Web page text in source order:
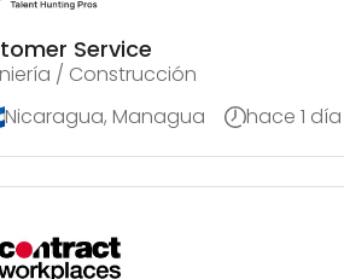
Service
/ Construcción
Nicaragua, Managua
hace 1 día